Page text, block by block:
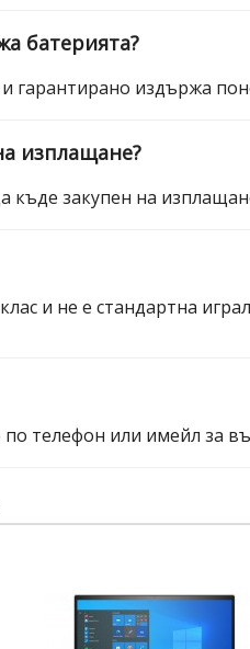
батерията?
гарантирано издържа
изплащане?
къде закупен на
и не е стандартна
телефон или имейл за